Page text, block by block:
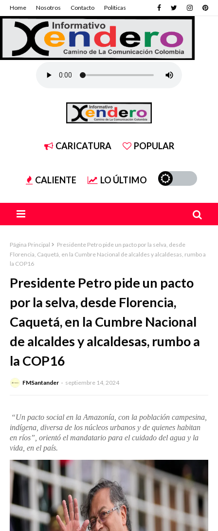
Home Nosotros Contacto Políticas
CARICATURA POPULAR
CALIENTE LO ÚLTIMO
Página Principal
Presidente Petro pide un pacto por la selva, desde
Florencia, Caquetá, en la Cumbre Nacional de alcaldes y alcaldesas, rumbo a
la COP16
Presidente Petro pide un pacto
por la selva, desde Florencia,
Caquetá, en la Cumbre Nacional
de alcaldes y alcaldesas, rumbo a
la COP16
FMSantander septiembre 14, 2024
“Un pacto social en la Amazonía, con la población campesina,
indígena, diversa de los núcleos urbanos y de quienes habitan
en ríos”, orientó el mandatario para el cuidado del agua y la
vida, en el país.